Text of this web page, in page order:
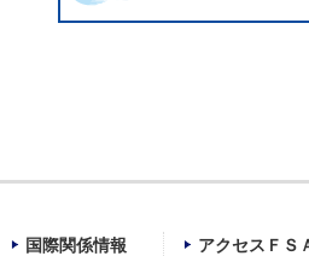
国際関係情報
アクセスＦＳ